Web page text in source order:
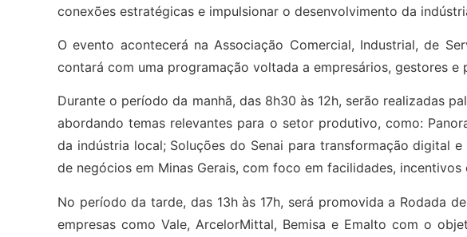
conexões estratégicas e impulsionar o desenvolvimento da
O evento acontecerá na Associação Comercial, Industrial, de
contará com uma programação voltada a empresários, gestores e
Durante o período da manhã, das 8h30 às 12h, serão realizadas
abordando temas relevantes para o setor produtivo, como:
da indústria local; Soluções do Senai para transformação digital
de negócios em Minas Gerais, com foco em facilidades, incentivos
No período da tarde, das 13h às 17h, será promovida a Rodada
empresas como Vale, ArcelorMittal, Bemisa e Emalto com o